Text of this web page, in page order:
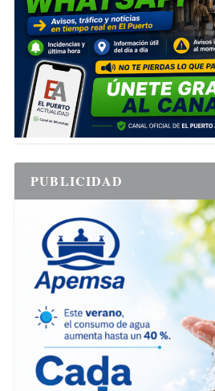
PUBLICIDAD